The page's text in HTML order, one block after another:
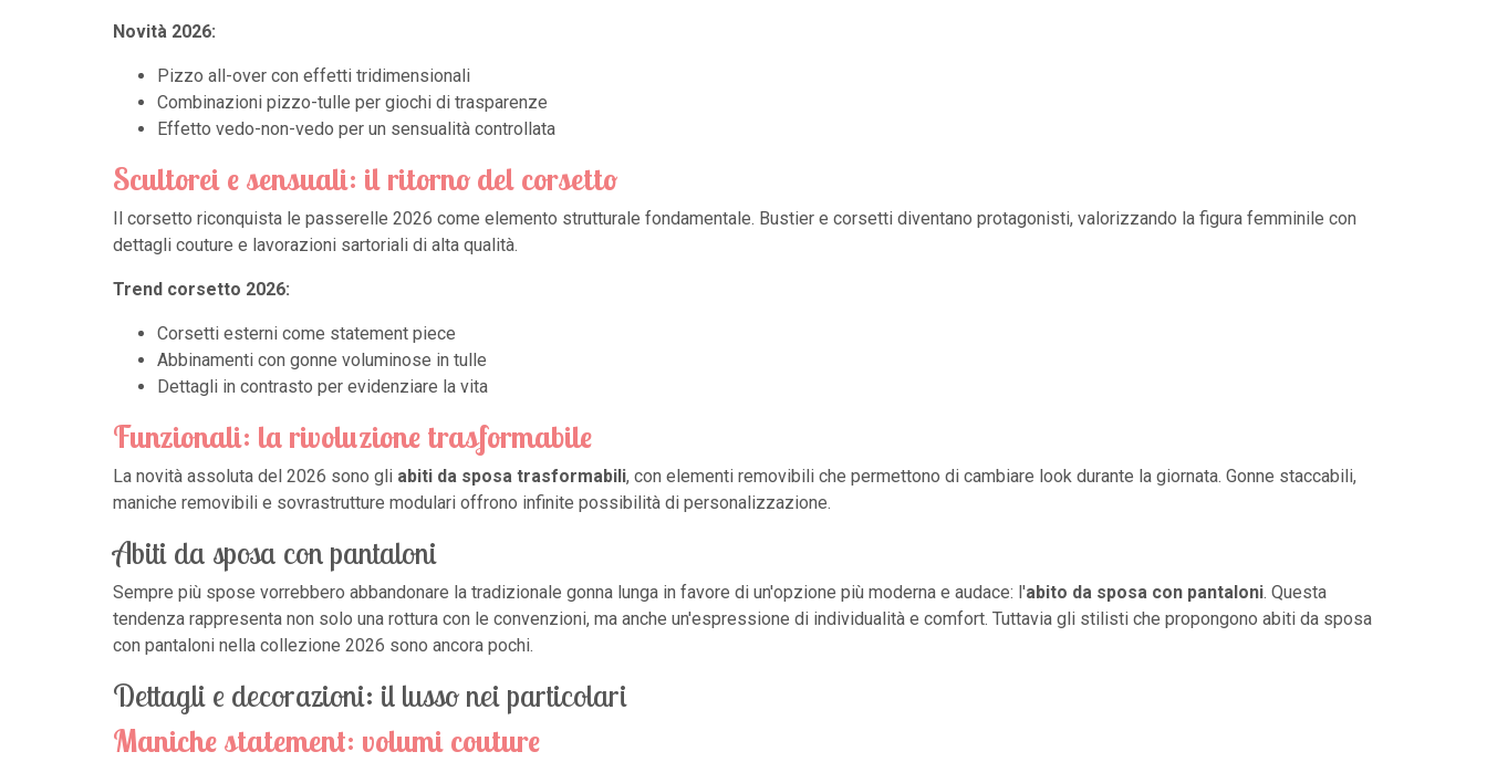
Novità 2026:
Pizzo all-over con effetti tridimensionali
Combinazioni pizzo-tulle per giochi di trasparenze
Effetto vedo-non-vedo per un sensualità controllata
Scultorei e sensuali: il ritorno del corsetto
Il corsetto riconquista le passerelle 2026 come elemento strutturale fondamentale. Bustier e corsetti diventano protagonisti, valorizzando la figura femminile con
dettagli couture e lavorazioni sartoriali di alta qualità.
Trend corsetto 2026:
Corsetti esterni come statement piece
Abbinamenti con gonne voluminose in tulle
Dettagli in contrasto per evidenziare la vita
Funzionali: la rivoluzione trasformabile
La novità assoluta del 2026 sono gli abiti da sposa trasformabili, con elementi removibili che permettono di cambiare look durante la giornata. Gonne staccabili,
maniche removibili e sovrastrutture modulari offrono infinite possibilità di personalizzazione.
Abiti da sposa con pantaloni
Sempre più spose vorrebbero abbandonare la tradizionale gonna lunga in favore di un'opzione più moderna e audace: l'abito da sposa con pantaloni. Questa
tendenza rappresenta non solo una rottura con le convenzioni, ma anche un'espressione di individualità e comfort. Tuttavia gli stilisti che propongono abiti da sposa
con pantaloni nella collezione 2026 sono ancora pochi.
Dettagli e decorazioni: il lusso nei particolari
Maniche statement: volumi couture